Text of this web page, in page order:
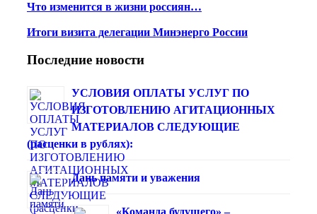
Что изменится в жизни россиян…
Итоги визита делегации Минэнерго России
Последние новости
УСЛОВИЯ ОПЛАТЫ УСЛУГ ПО
ИЗГОТОВЛЕНИЮ АГИТАЦИОННЫХ
МАТЕРИАЛОВ СЛЕДУЮЩИЕ
(расценки в рублях):
Дань памяти и уважения
«Команда будущего» –